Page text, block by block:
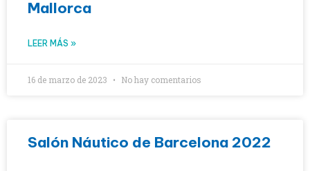
Mallorca
LEER MÁS »
16 de marzo de 2023 No hay comentarios
Salón Náutico de Barcelona 2022